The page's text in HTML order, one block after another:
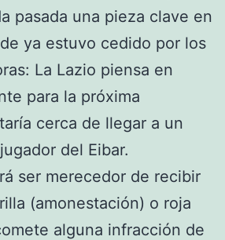
pasada una pieza clave en
ya estuvo cedido por los
La Lazio piensa en
para la próxima
cerca de llegar a un
del Eibar.
ser merecedor de recibir
(amonestación) o roja
alguna infracción de